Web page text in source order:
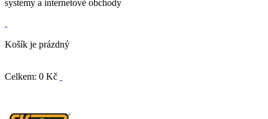
systémy a internetové obchody
Košík je prázdný
Celkem: 0 Kč